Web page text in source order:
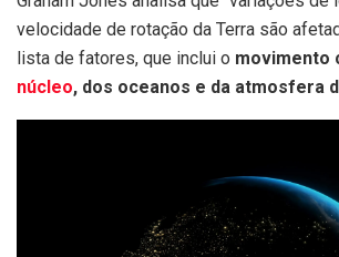
velocidade de rotação da Terra são
lista de fatores, que inclui o movimento
núcleo, dos oceanos e da atmosfera